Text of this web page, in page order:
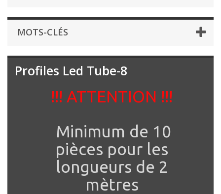
MOTS-CLÉS
Profiles Led Tube-8
!!! ATTENTION !!!
Minimum de 10
pièces pour les
longueurs de 2
mètres